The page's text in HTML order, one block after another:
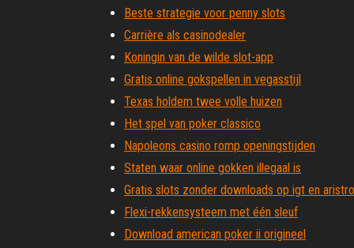
Beste strategie voor penny slots
Carrière als casinodealer
Koningin van de wilde slot-app
Gratis online gokspellen in vegasstijl
Texas holdem twee volle huizen
Het spel van poker classico
Napoleons casino romp openingstijden
Staten waar online gokken illegaal is
Gratis slots zonder downloads op igt en
Flexi-rekkensysteem met één sleuf
Download american poker ii origineel